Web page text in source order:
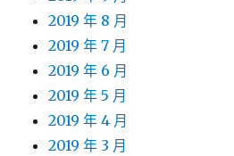
2019 年 8 月
2019 年 7 月
2019 年 6 月
2019 年 5 月
2019 年 4 月
2019 年 3 月